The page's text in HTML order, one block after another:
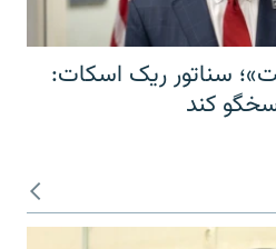
سناتور ریک اسکات:
کند